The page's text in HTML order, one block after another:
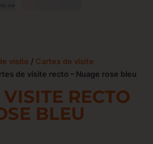
visite / Cartes de visite
de visite recto – Nuage rose bleu
RECTO
BLEU